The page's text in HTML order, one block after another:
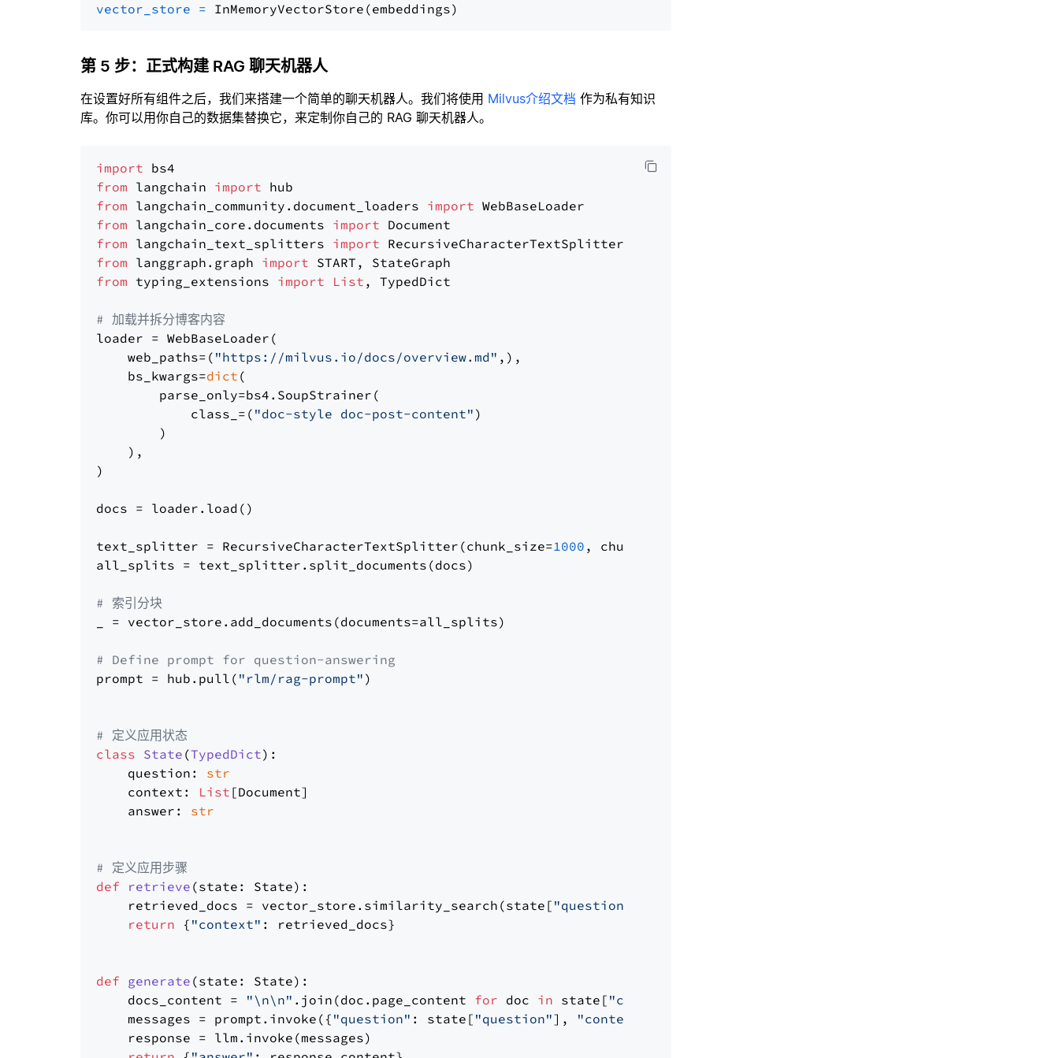
vector_store =
第 5 步：正式构建 RAG 聊天机器人
在设置好所有组件之后，我们来搭建一个简单的聊天机器人。我们将使用 Milvus介绍文档 作为私有知识
库。你可以用你自己的数据集替换它，来定制你自己的 RAG 聊天机器人。
import
from langchain import
from langchain_community.document_loaders import
from langchain_core.documents import
from langchain_text_splitters import
from langgraph.graph import
from typing_extensions import List , TypedDict
# 加载并拆分博客内容
loader = WebBaseLoader(
    web_paths=(
"https://milvus.io/docs/overview.md" ,),
    bs_kwargs=
dict (
        parse_only=bs4.SoupStrainer(
            class_=(
"doc-style doc-post-content" )
        )
    ),
)
docs = loader.load()
text_splitter = RecursiveCharacterTextSplitter(chunk_size=1000 , chunk_overlap=
all_splits = text_splitter.split_documents(docs)
# 索引分块
_ = vector_store.add_documents(documents=all_splits)
# Define prompt for question-answering
prompt = hub.pull( "rlm/rag-prompt" )
# 定义应用状态
class State (TypedDict):
    question:
str
    context:
List [Document]
    answer:
str
# 定义应用步骤
def
retrieve (state: State):
    retrieved_docs = vector_store.similarity_search(state[
"question"
return { "context" : retrieved_docs}
def generate (state: State):
    docs_content =
"\n\n" .join(doc.page_content for doc in state[ "context"
    messages = prompt.invoke({
"question" : state[ "question"], "context"
    response = llm.invoke(messages)